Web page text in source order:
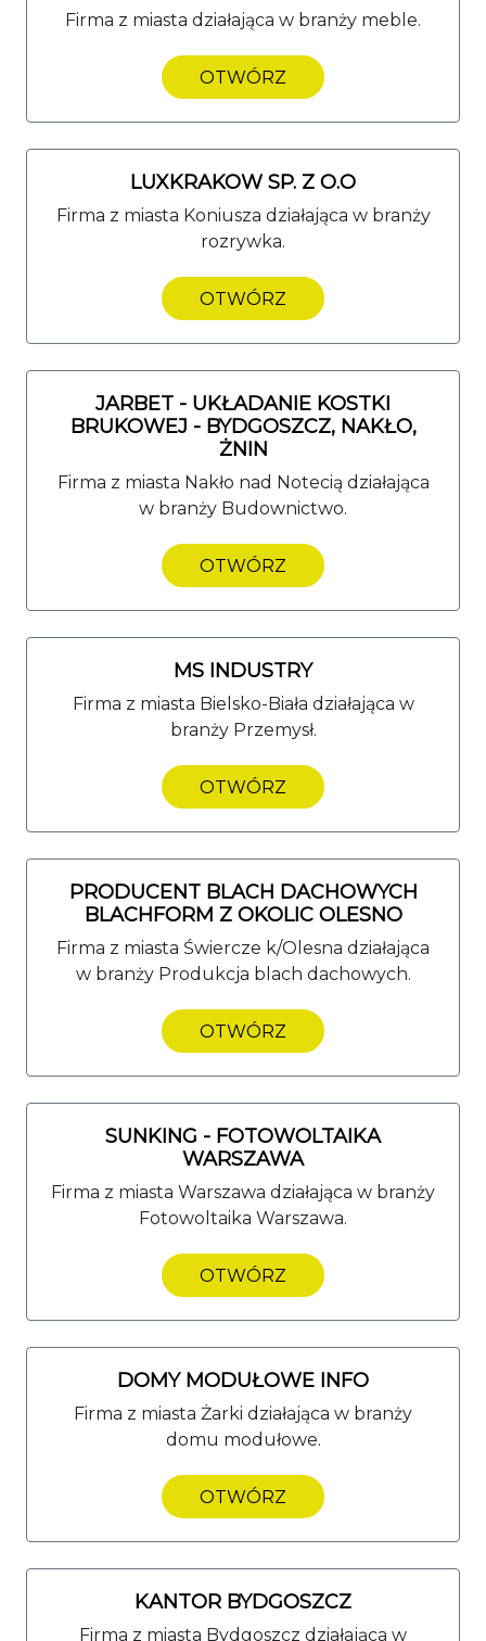
Firma z miasta działająca w branży meble.
OTWÓRZ
LUXKRAKOW SP. Z O.O
Firma z miasta Koniusza działająca w branży
rozrywka.
OTWÓRZ
JARBET - UKŁADANIE KOSTKI
BRUKOWEJ - BYDGOSZCZ, NAKŁO,
ŻNIN
Firma z miasta Nakło nad Notecią działająca
w branży Budownictwo.
OTWÓRZ
MS INDUSTRY
Firma z miasta Bielsko-Biała działająca w
branży Przemysł.
OTWÓRZ
PRODUCENT BLACH DACHOWYCH
BLACHFORM Z OKOLIC OLESNO
Firma z miasta Świercze k/Olesna działająca
w branży Produkcja blach dachowych.
OTWÓRZ
SUNKING - FOTOWOLTAIKA
WARSZAWA
Firma z miasta Warszawa działająca w branży
Fotowoltaika Warszawa.
OTWÓRZ
DOMY MODUŁOWE INFO
Firma z miasta Żarki działająca w branży
domu modułowe.
OTWÓRZ
KANTOR BYDGOSZCZ
Firma z miasta Bydgoszcz działająca w